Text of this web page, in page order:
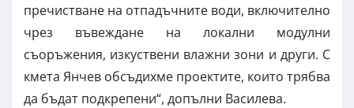
пречистване на отпадъчните води, включително
чрез въвеждане на локални модулни
съоръжения, изкуствени влажни зони и други. С
кмета Янчев обсъдихме проектите, които трябва
да бъдат подкрепени“, допълни Василева.